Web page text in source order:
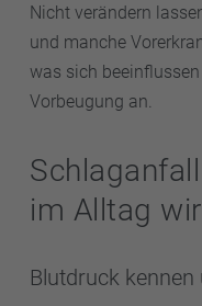
Nicht verändern
und manche
was sich
Vorbeugung an.
im Alltag
Blutdruck